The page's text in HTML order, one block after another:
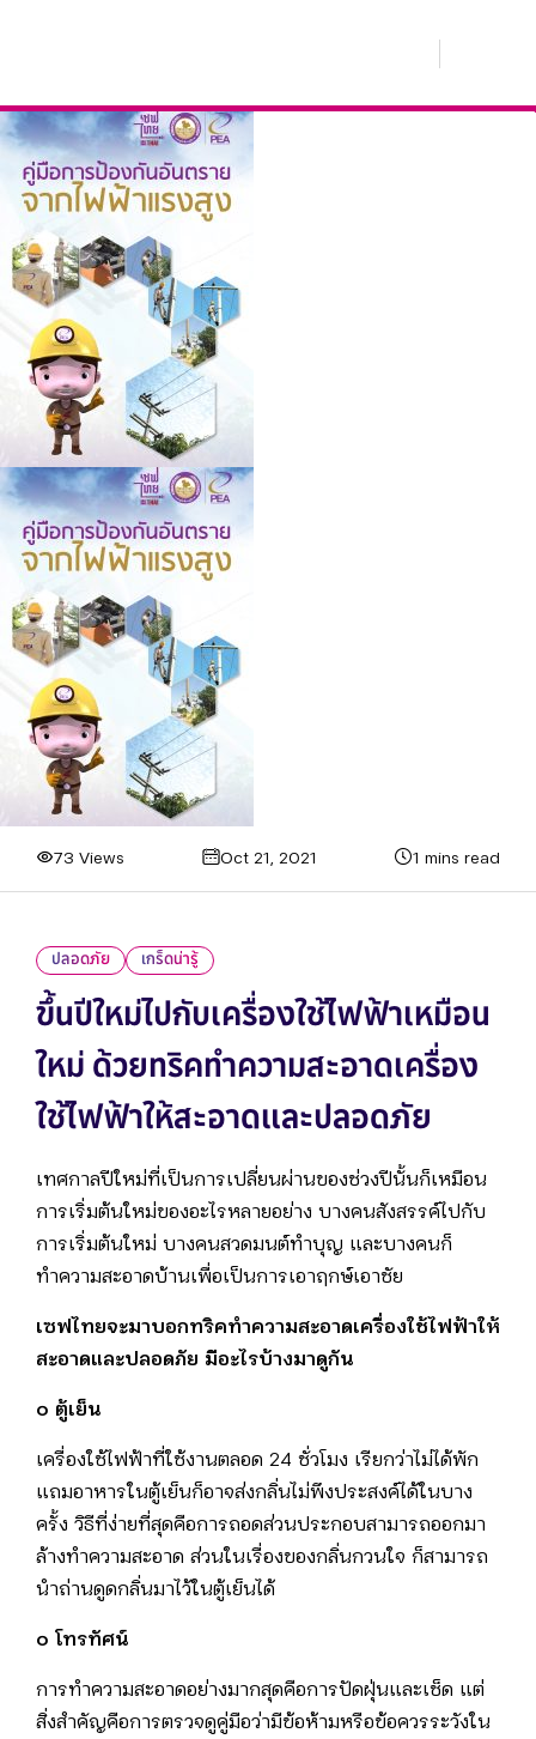
73 Views Oct 21, 2021 1 mins read
ปลอดภัย เกร็ดน่ารู้
ขึ้นปีใหม่ไปกับเครื่องใช้ไฟฟ้าเหมือน
ใหม่ ด้วยทริคทำความสะอาดเครื่อง
ใช้ไฟฟ้าให้สะอาดและปลอดภัย
เทศกาลปีใหม่ที่เป็นการเปลี่ยนผ่านของช่วงปีนั้นก็เหมือน
การเริ่มต้นใหม่ของอะไรหลายอย่าง บางคนสังสรรค์ไปกับ
การเริ่มต้นใหม่ บางคนสวดมนต์ทำบุญ และบางคนก็
ทำความสะอาดบ้านเพื่อเป็นการเอาฤกษ์เอาชัย
เซฟไทยจะมาบอกทริคทำความสะอาดเครื่องใช้ไฟฟ้าให้
สะอาดและปลอดภัย มีอะไรบ้างมาดูกัน
๐ ตู้เย็น
เครื่องใช้ไฟฟ้าที่ใช้งานตลอด 24 ชั่วโมง เรียกว่าไม่ได้พัก
แถมอาหารในตู้เย็นก็อาจส่งกลิ่นไม่พึงประสงค์ได้ในบาง
ครั้ง วิธีที่ง่ายที่สุดคือการถอดส่วนประกอบสามารถออกมา
ล้างทำความสะอาด ส่วนในเรื่องของกลิ่นกวนใจ ก็สามารถ
นำถ่านดูดกลิ่นมาไว้ในตู้เย็นได้
๐ โทรทัศน์
การทำความสะอาดอย่างมากสุดคือการปัดฝุ่นและเช็ด แต่
สิ่งสำคัญคือการตรวจดูคู่มือว่ามีข้อห้ามหรือข้อควรระวังใน